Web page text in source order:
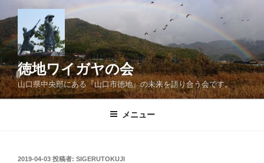
ン
テ
ン
ツ
へ
ス
徳地ワイガヤの会
山口県中央部にある『山口市徳地』の未来を語り合う会です。
メニュー
投
2019-04-03 投稿者: SIGERUTOKUJI